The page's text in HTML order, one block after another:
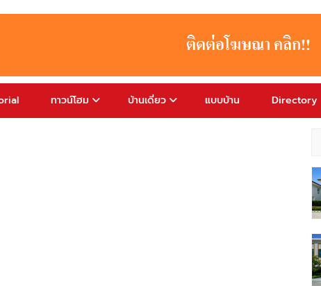
ทาวน์โฮม บ้านเดี่ยว แบบบ้าน Directory